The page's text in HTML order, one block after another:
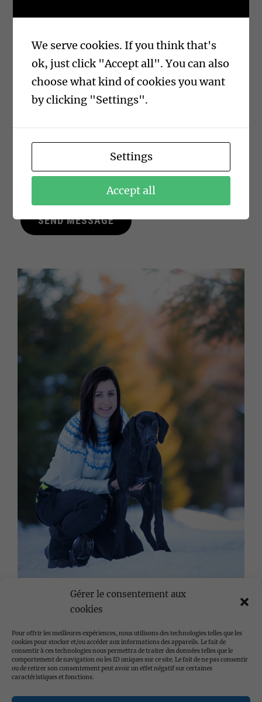
Gérer le consentement aux
cookies
Pour offrir les meilleures expériences, nous utilisons des technologies telles que les
cookies pour stocker et/ou accéder aux informations des appareils. Le fait de
consentir à ces technologies nous permettra de traiter des données telles que le
comportement de navigation ou les ID uniques sur ce site. Le fait de ne pas consentir
ou de retirer son consentement peut avoir un effet négatif sur certaines
caractéristiques et fonctions.
Envoyer un message à Marlene :
We serve cookies. If you think that's
ok, just click "Accept all". You can also
choose what kind of cookies you want
by clicking "Settings".
Settings
Accept all